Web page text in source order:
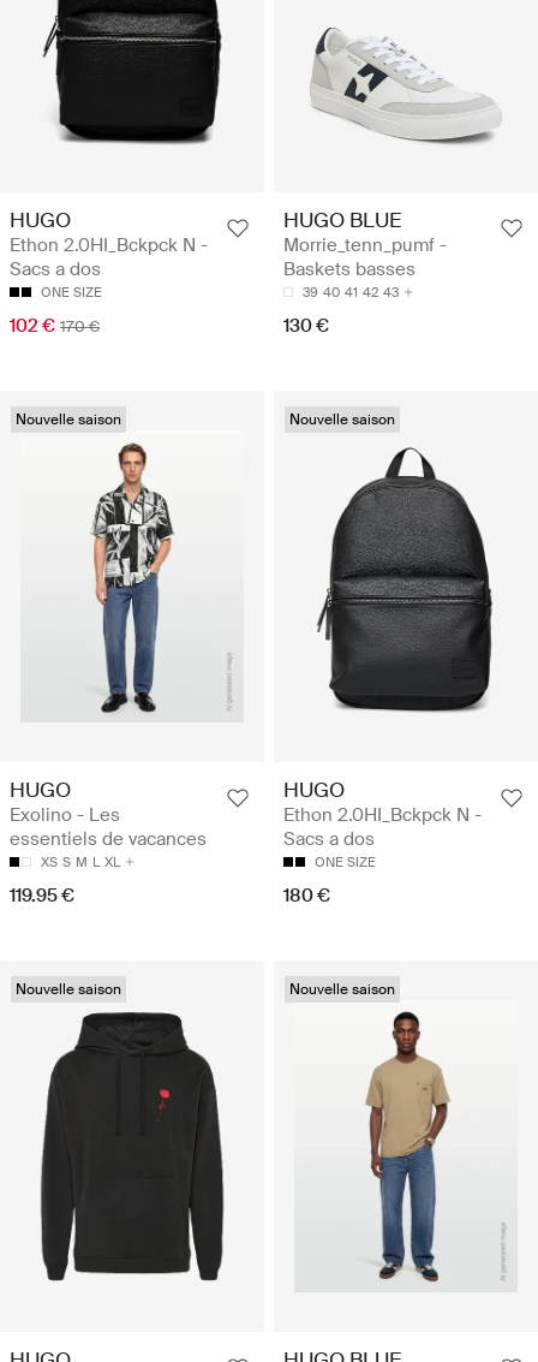
HUGO
Ethon 2.0HI_Bckpck N -
Sacs a dos
ONE SIZE
102 € 170 €
HUGO BLUE
Morrie_tenn_pumf -
Baskets basses
39 40 41 42 43
130 €
Nouvelle saison
HUGO
Exolino - Les
essentiels de vacances
XS S M L XL
119.95 €
Nouvelle saison
HUGO
Ethon 2.0HI_Bckpck N -
Sacs a dos
ONE SIZE
180 €
Nouvelle saison Nouvelle saison